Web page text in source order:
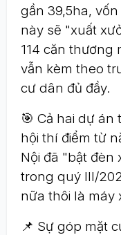
gần 39,5ha,
này sẽ "xuất
114 căn thương
vẫn kèm theo
cư dân đủ đầy.
🎯 Cả hai dự
hội thí điểm từ
Nội đã "bật đèn
trong quý III/
nữa thôi là máy
📌 Sự góp mặt